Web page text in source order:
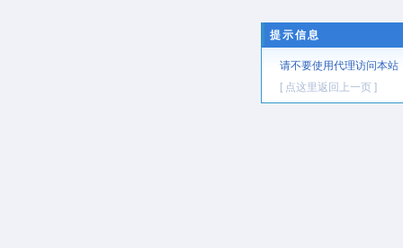
提示信息
请不要使用代理访问本站
[ 点这里返回上一页 ]